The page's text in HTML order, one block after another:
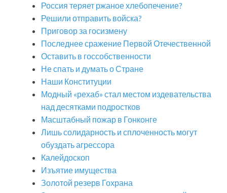
Россия теряет ржаное хлебопечение?
Решили отправить войска?
Приговор за госизмену
Последнее сражение Первой Отечественной
Оставить в госсобственности
Не спать и думать о Стране
Наши Конституции
Модный «рехаб» стал местом издевательства
над десятками подростков
Масштабный пожар в Гонконге
Лишь солидарность и сплоченность могут
обуздать агрессора
Калейдоскоп
Изъятие имущества
Золотой резерв Гохрана